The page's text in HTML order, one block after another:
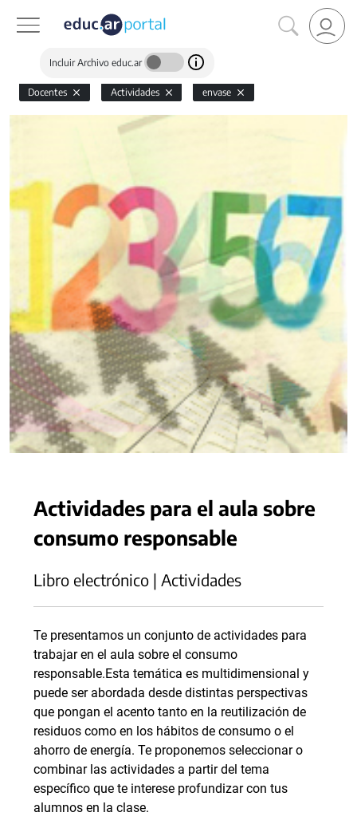
Incluir Archivo educ.ar
Docentes Actividades envase
Actividades para el aula sobre
consumo responsable
Libro electrónico | Actividades
Te presentamos un conjunto de actividades para
trabajar en el aula sobre el consumo
responsable.Esta temática es multidimensional y
puede ser abordada desde distintas perspectivas
que pongan el acento tanto en la reutilización de
residuos como en los hábitos de consumo o el
ahorro de energía. Te proponemos seleccionar o
combinar las actividades a partir del tema
específico que te interese profundizar con tus
alumnos en la clase.